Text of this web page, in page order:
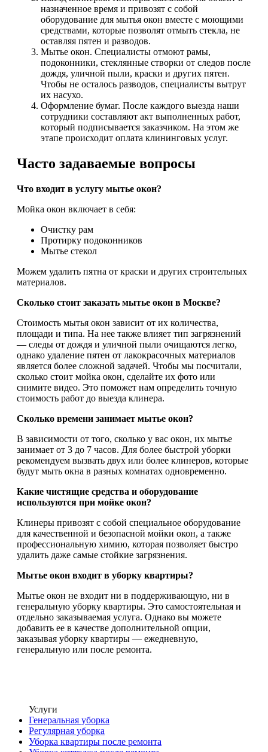
назначенное время и привозят с собой
оборудование для мытья окон вместе с моющими
средствами, которые позволят отмыть стекла, не
оставляя пятен и разводов.
Мытье окон. Специалисты отмоют рамы,
подоконники, стеклянные створки от следов после
дождя, уличной пыли, краски и других пятен.
Чтобы не осталось разводов, специалисты вытрут
их насухо.
Оформление бумаг. После каждого выезда наши
сотрудники составляют акт выполненных работ,
который подписывается заказчиком. На этом же
этапе происходит оплата клининговых услуг.
Часто задаваемые вопросы
Что входит в услугу мытье окон?
Мойка окон включает в себя:
Очистку рам
Протирку подоконников
Мытье стекол
Можем удалить пятна от краски и других строительных
материалов.
Сколько стоит заказать мытье окон в Москве?
Стоимость мытья окон зависит от их количества,
площади и типа. На нее также влияет тип загрязнений
— следы от дождя и уличной пыли очищаются легко,
однако удаление пятен от лакокрасочных материалов
является более сложной задачей. Чтобы мы посчитали,
сколько стоит мойка окон, сделайте их фото или
снимите видео. Это поможет нам определить точную
стоимость работ до выезда клинера.
Сколько времени занимает мытье окон?
В зависимости от того, сколько у вас окон, их мытье
занимает от 3 до 7 часов. Для более быстрой уборки
рекомендуем вызвать двух или более клинеров, которые
будут мыть окна в разных комнатах одновременно.
Какие чистящие средства и оборудование
используются при мойке окон?
Клинеры привозят с собой специальное оборудование
для качественной и безопасной мойки окон, а также
профессиональную химию, которая позволяет быстро
удалить даже самые стойкие загрязнения.
Мытье окон входит в уборку квартиры?
Мытье окон не входит ни в поддерживающую, ни в
генеральную уборку квартиры. Это самостоятельная и
отдельно заказываемая услуга. Однако вы можете
добавить ее в качестве дополнительной опции,
заказывая уборку квартиры — ежедневную,
генеральную или после ремонта.
Услуги
Генеральная уборка
Регулярная уборка
Уборка квартиры после ремонта